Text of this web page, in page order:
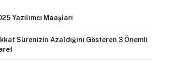
Yazılımcı Maaşları
Sürenizin Azaldığını Gösteren 3 Önemli